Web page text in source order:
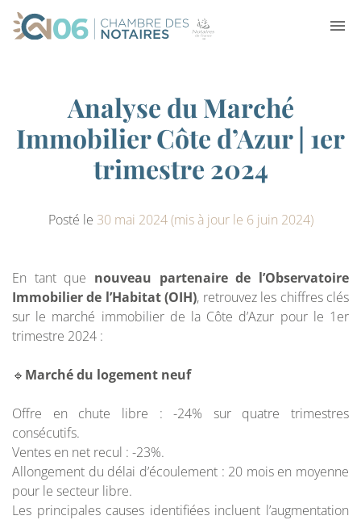
Analyse du Marché
Immobilier Côte d’Azur | 1er
trimestre 2024
Posté le 30 mai 2024(mis à jour le 6 juin 2024)
En tant que nouveau partenaire de l’Observatoire
Immobilier de l’Habitat (OIH), retrouvez les chiffres clés
sur le marché immobilier de la Côte d’Azur pour le 1er
trimestre 2024 :
🔹 Marché du logement neuf
Offre en chute libre : -24% sur quatre trimestres
consécutifs.
Ventes en net recul : -23%.
Allongement du délai d’écoulement : 20 mois en moyenne
pour le secteur libre.
Les principales causes identifiées incluent l’augmentation